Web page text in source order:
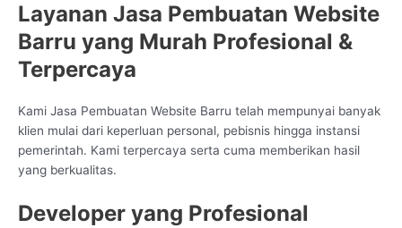
Layanan Jasa Pembuatan Website
Barru yang Murah Profesional &
Terpercaya
Kami Jasa Pembuatan Website Barru telah mempunyai banyak
klien mulai dari keperluan personal, pebisnis hingga instansi
pemerintah. Kami terpercaya serta cuma memberikan hasil
yang berkualitas.
Developer yang Profesional